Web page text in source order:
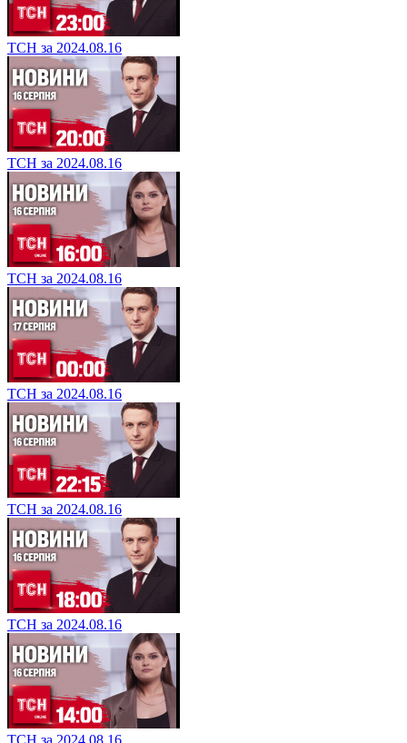
ТСН за 2024.08.16
ТСН за 2024.08.16
ТСН за 2024.08.16
ТСН за 2024.08.16
ТСН за 2024.08.16
ТСН за 2024.08.16
ТСН за 2024.08.16